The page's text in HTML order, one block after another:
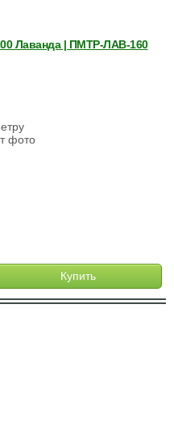
Лаванда | ПМТР-ЛАВ-160
фото
Купить